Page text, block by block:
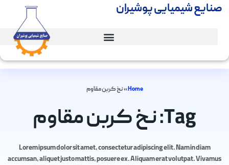
صنایع شیمیایی پوشیران
Home
»نخ کربن مقاوم
Tag: نخ کربن مقاوم
Lorem ipsum dolor sit amet, consectetur adipiscing elit. Nam in diam
accumsan, aliquet justo mattis, posuere ex. Aliquam erat volutpat. Vivamus